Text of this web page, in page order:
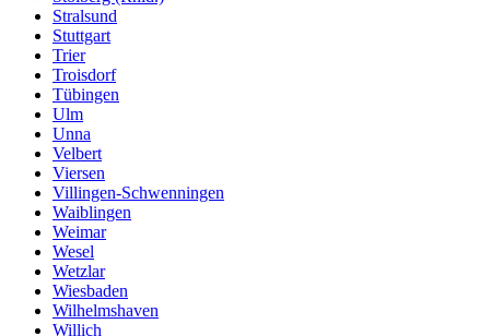
Stralsund
Stuttgart
Trier
Troisdorf
Tübingen
Ulm
Unna
Velbert
Viersen
Villingen-Schwenningen
Waiblingen
Weimar
Wesel
Wetzlar
Wiesbaden
Wilhelmshaven
Willich